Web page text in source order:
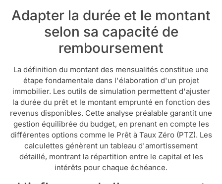
Adapter la durée et le montant
selon sa capacité de
remboursement
La définition du montant des mensualités constitue une
étape fondamentale dans l'élaboration d'un projet
immobilier. Les outils de simulation permettent d'ajuster
la durée du prêt et le montant emprunté en fonction des
revenus disponibles. Cette analyse préalable garantit une
gestion équilibrée du budget, en prenant en compte les
différentes options comme le Prêt à Taux Zéro (PTZ). Les
calculettes génèrent un tableau d'amortissement
détaillé, montrant la répartition entre le capital et les
intérêts pour chaque échéance.